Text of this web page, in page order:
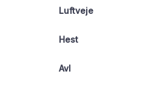
Luftveje
Hest
Avl